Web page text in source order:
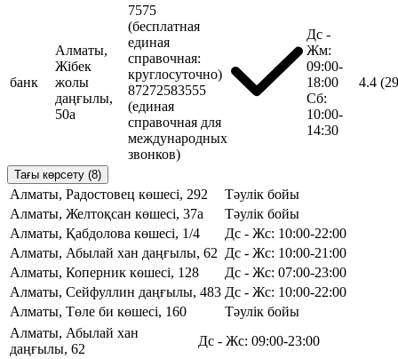
банк
Алматы,
Жібек
жолы
даңғылы,
50а
7575
(бесплатная
единая
справочная:
круглосуточно)
87272583555
(единая
справочная для
международных
звонков)
Дс -
Жм:
09:00-
18:00
Сб:
10:00-
14:30
4.4
Тағы көрсету (8)
Алматы, Радостовец көшесі, 292
Тәулік бойы
Алматы, Желтоқсан көшесі, 37а
Тәулік бойы
Алматы, Қабдолова көшесі, 1/4
Дс - Жс: 10:00-22:00
Алматы, Абылай хан даңғылы, 62 Дс - Жс: 10:00-21:00
Алматы, Коперник көшесі, 128
Дс - Жс: 07:00-23:00
Алматы, Сейфуллин даңғылы, 483 Дс - Жс: 10:00-22:00
Алматы, Төле би көшесі, 160
Тәулік бойы
Алматы, Абылай хан
даңғылы, 62
Дс - Жс: 09:00-23:00